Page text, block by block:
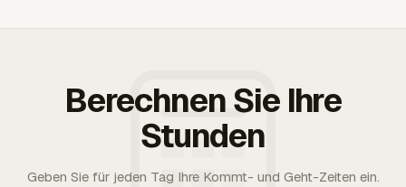
Berechnen Sie Ihre
Stunden
Geben Sie für jeden Tag Ihre Kommt- und Geht-Zeiten ein.